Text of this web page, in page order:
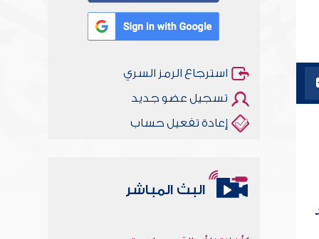
استرجاع الرمز السري
تسجيل عضو جديد
إعادة تفعيل حساب
البث المباشر